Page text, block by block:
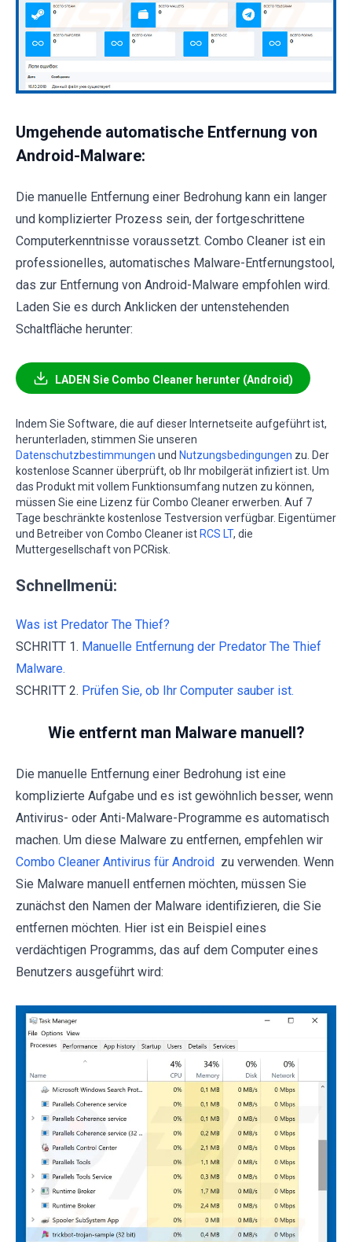
Umgehende automatische Entfernung von
Android-Malware:
Die manuelle Entfernung einer Bedrohung kann ein langer
und komplizierter Prozess sein, der fortgeschrittene
Computerkenntnisse voraussetzt. Combo Cleaner ist ein
professionelles, automatisches Malware-Entfernungstool,
das zur Entfernung von Android-Malware empfohlen wird.
Laden Sie es durch Anklicken der untenstehenden
Schaltfläche herunter:
LADEN Sie Combo Cleaner herunter (Android)
Indem Sie Software, die auf dieser Internetseite aufgeführt ist,
herunterladen, stimmen Sie unseren
Datenschutzbestimmungen und Nutzungsbedingungen zu. Der
kostenlose Scanner überprüft, ob Ihr mobilgerät infiziert ist. Um
das Produkt mit vollem Funktionsumfang nutzen zu können,
müssen Sie eine Lizenz für Combo Cleaner erwerben. Auf 7
Tage beschränkte kostenlose Testversion verfügbar. Eigentümer
und Betreiber von Combo Cleaner ist RCS LT, die
Muttergesellschaft von PCRisk.
Schnellmenü:
Was ist Predator The Thief?
SCHRITT 1. Manuelle Entfernung der Predator The Thief
Malware.
SCHRITT 2. Prüfen Sie, ob Ihr Computer sauber ist.
Wie entfernt man Malware manuell?
Die manuelle Entfernung einer Bedrohung ist eine
komplizierte Aufgabe und es ist gewöhnlich besser, wenn
Antivirus- oder Anti-Malware-Programme es automatisch
machen. Um diese Malware zu entfernen, empfehlen wir
Combo Cleaner Antivirus für Android zu verwenden. Wenn
Sie Malware manuell entfernen möchten, müssen Sie
zunächst den Namen der Malware identifizieren, die Sie
entfernen möchten. Hier ist ein Beispiel eines
verdächtigen Programms, das auf dem Computer eines
Benutzers ausgeführt wird: